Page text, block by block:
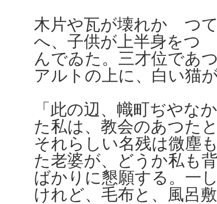
木片や瓦が壊れかゝつ
へ、子供が上半身をつ
んでゐた。三才位であ
アルトの上に、白い猫
「此の辺、幟町ぢやな
た私は、教会のあつた
それらしい名残は微塵
た老婆が、どうか私も
ばかりに懇願する。一
けれど、毛布と、風呂